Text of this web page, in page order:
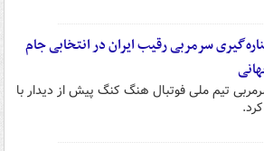
سرمربی رقیب ایران در انتخابی جام
تیم ملی فوتبال هنگ کنگ پیش از دیدار با